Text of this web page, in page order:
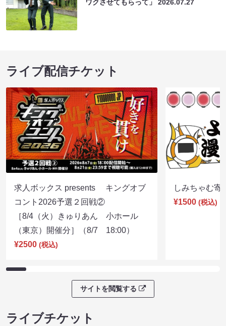
ワクさせてもらって」2026.07.27
ライブ配信チケット
求人ボックス presents キングオブ
コント2026予選２回戦②
［8/4（火）きゅりあん 小ホール
（東京）開催分］（8/7 18:00）
¥2500 (税込)
しみちゃむ
¥1500 (税込)
サイトを閲覧する
ライブチケット